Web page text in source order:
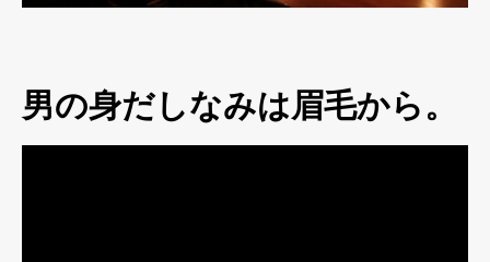
男の身だしなみは眉毛から。